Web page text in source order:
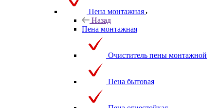
Пена монтажная
Назад
Пена монтажная
Очиститель пены монтажной
Пена бытовая